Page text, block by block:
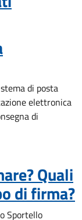
di posta
elettronica
di
Quali
di firma?
Sportello